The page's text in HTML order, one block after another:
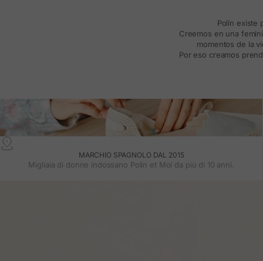
Polín existe
Creemos en una
momentos de la
Por eso creamos
MARCHIO SPAGNOLO DAL 2015
Migliaia di donne indossano Polin et Moi da più di 10 anni.